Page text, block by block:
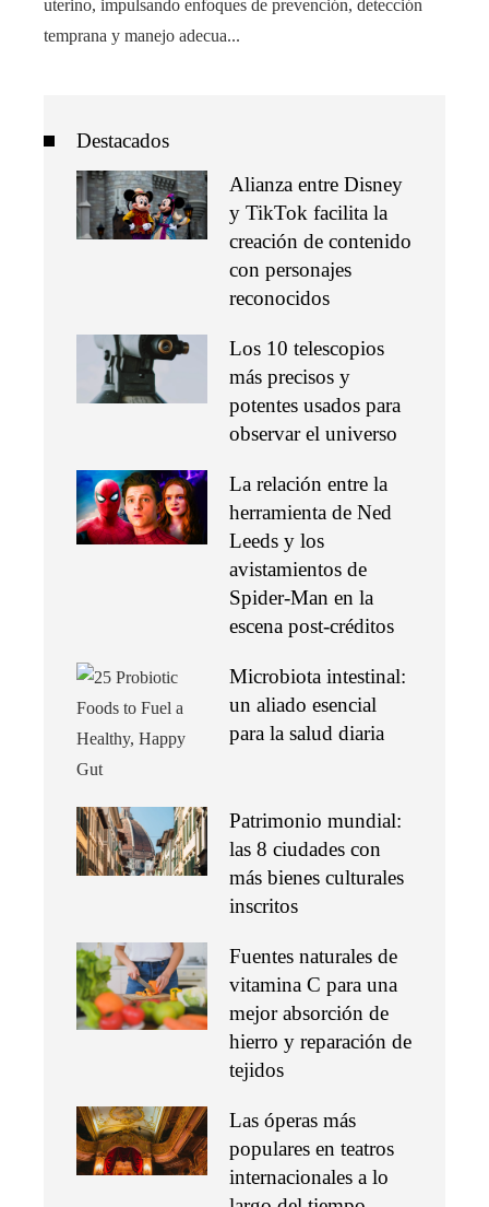
uterino, impulsando enfoques de prevención, detección
temprana y manejo adecua...
Destacados
Alianza entre Disney
y TikTok facilita la
creación de contenido
con personajes
reconocidos
Los 10 telescopios
más precisos y
potentes usados para
observar el universo
La relación entre la
herramienta de Ned
Leeds y los
avistamientos de
Spider-Man en la
escena post-créditos
Microbiota intestinal:
un aliado esencial
para la salud diaria
Patrimonio mundial:
las 8 ciudades con
más bienes culturales
inscritos
Fuentes naturales de
vitamina C para una
mejor absorción de
hierro y reparación de
tejidos
Las óperas más
populares en teatros
internacionales a lo